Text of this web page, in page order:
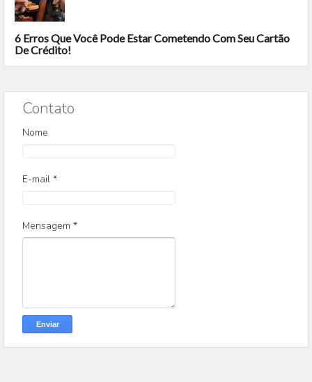
6 Erros Que Você Pode Estar Cometendo Com Seu Cartão
De Crédito!
Contato
Nome
E-mail *
Mensagem *